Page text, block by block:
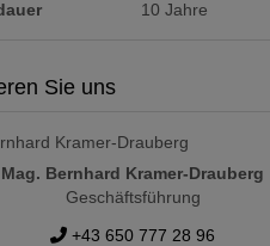
10 Jahre
Sie uns
Mag. Bernhard Kramer-Drauberg
Geschäftsführung
+43 650 777 28 96